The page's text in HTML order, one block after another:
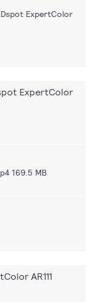
ExpertColor
ExpertColor
169.5 MB
AR111